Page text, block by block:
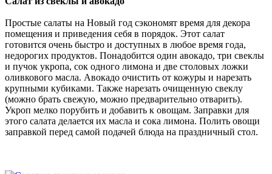
Простые салаты на Новый год сэкономят время для декора
помещения и приведения себя в порядок. Этот салат
готовится очень быстро и доступных в любое время года,
недорогих продуктов. Понадобится один авокадо, три свеклы
и пучок укропа, сок одного лимона и две столовых ложки
оливкового масла. Авокадо очистить от кожуры и нарезать
крупными кубиками. Также нарезать очищенную свеклу
(можно брать свежую, можно предварительно отварить).
Укроп мелко порубить и добавить к овощам. Заправки для
этого салата делается их масла и сока лимона. Полить овощи
заправкой перед самой подачей блюда на праздничный стол.